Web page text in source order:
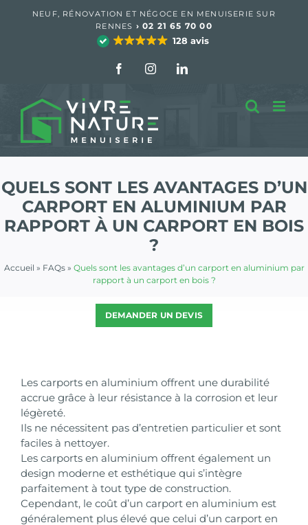
NEUF, RÉNOVATION ET NÉGOCE EN MENUISERIE SUR
RENNES › 02 21 65 70 00
128 avis
FacebookInstagramLinkedIn
QUELS SONT LES AVANTAGES D’UN
CARPORT EN ALUMINIUM PAR
RAPPORT À UN CARPORT EN BOIS
?
Accueil » FAQs» Quels sont les avantages d’un carport en aluminium par
rapport à un carport en bois ?
DEMANDER UN DEVIS
Les carports en aluminium offrent une durabilité
accrue grâce à leur résistance à la corrosion et leur
légèreté.
Ils ne nécessitent pas d’entretien particulier et sont
faciles à nettoyer.
Les carports en aluminium offrent également un
design moderne et esthétique qui s’intègre
parfaitement à tout type de construction.
Cependant, le coût d’un carport en aluminium est
généralement plus élevé que celui d’un carport en